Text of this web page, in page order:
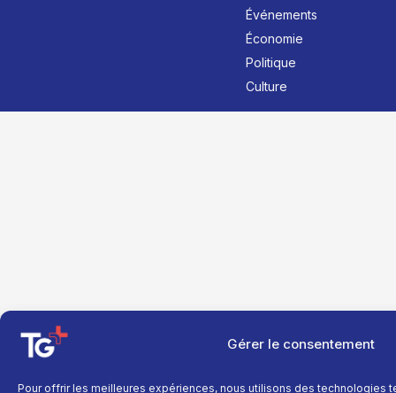
Gérer le consentement
Pour offrir les meilleures expériences, nous utilisons des technologies
Événements
Économie
Politique
Culture